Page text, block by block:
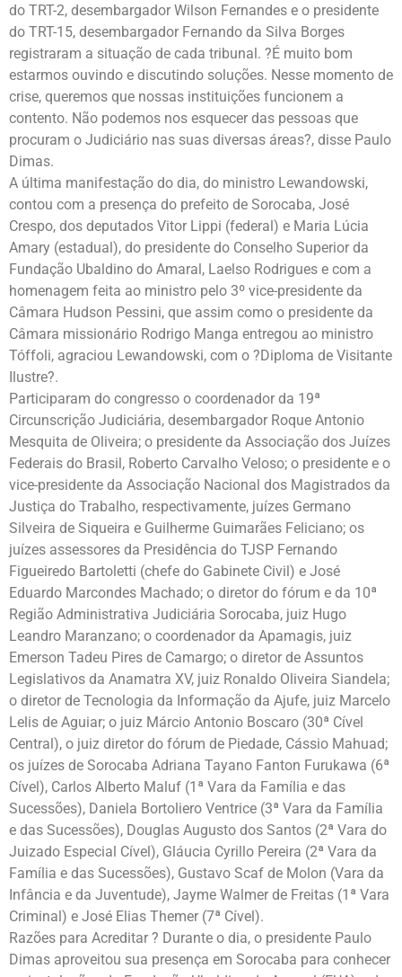
do TRT-2, desembargador Wilson Fernandes e o presidente
do TRT-15, desembargador Fernando da Silva Borges
registraram a situação de cada tribunal. ?É muito bom
estarmos ouvindo e discutindo soluções. Nesse momento de
crise, queremos que nossas instituições funcionem a
contento. Não podemos nos esquecer das pessoas que
procuram o Judiciário nas suas diversas áreas?, disse Paulo
Dimas.
A última manifestação do dia, do ministro Lewandowski,
contou com a presença do prefeito de Sorocaba, José
Crespo, dos deputados Vitor Lippi (federal) e Maria Lúcia
Amary (estadual), do presidente do Conselho Superior da
Fundação Ubaldino do Amaral, Laelso Rodrigues e com a
homenagem feita ao ministro pelo 3º vice-presidente da
Câmara Hudson Pessini, que assim como o presidente da
Câmara missionário Rodrigo Manga entregou ao ministro
Tóffoli, agraciou Lewandowski, com o ?Diploma de Visitante
Ilustre?.
Participaram do congresso o coordenador da 19ª
Circunscrição Judiciária, desembargador Roque Antonio
Mesquita de Oliveira; o presidente da Associação dos Juízes
Federais do Brasil, Roberto Carvalho Veloso; o presidente e o
vice-presidente da Associação Nacional dos Magistrados da
Justiça do Trabalho, respectivamente, juízes Germano
Silveira de Siqueira e Guilherme Guimarães Feliciano; os
juízes assessores da Presidência do TJSP Fernando
Figueiredo Bartoletti (chefe do Gabinete Civil) e José
Eduardo Marcondes Machado; o diretor do fórum e da 10ª
Região Administrativa Judiciária Sorocaba, juiz Hugo
Leandro Maranzano; o coordenador da Apamagis, juiz
Emerson Tadeu Pires de Camargo; o diretor de Assuntos
Legislativos da Anamatra XV, juiz Ronaldo Oliveira Siandela;
o diretor de Tecnologia da Informação da Ajufe, juiz Marcelo
Lelis de Aguiar; o juiz Márcio Antonio Boscaro (30ª Cível
Central), o juiz diretor do fórum de Piedade, Cássio Mahuad;
os juízes de Sorocaba Adriana Tayano Fanton Furukawa (6ª
Cível), Carlos Alberto Maluf (1ª Vara da Família e das
Sucessões), Daniela Bortoliero Ventrice (3ª Vara da Família
e das Sucessões), Douglas Augusto dos Santos (2ª Vara do
Juizado Especial Cível), Gláucia Cyrillo Pereira (2ª Vara da
Família e das Sucessões), Gustavo Scaf de Molon (Vara da
Infância e da Juventude), Jayme Walmer de Freitas (1ª Vara
Criminal) e José Elias Themer (7ª Cível).
Razões para Acreditar ? Durante o dia, o presidente Paulo
Dimas aproveitou sua presença em Sorocaba para conhecer